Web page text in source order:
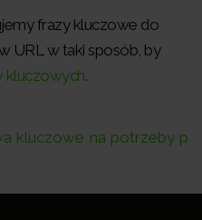
frazy kluczowe do
URL w taki sposób, by
kluczowych.
kluczowe na potrzeby p